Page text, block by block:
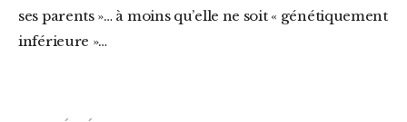
ses parents »… à moins qu’elle ne soit « génétiquement
inférieure »…